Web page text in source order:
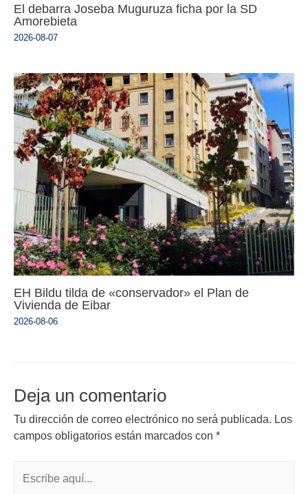
El debarra Joseba Muguruza ficha por la SD
Amorebieta
2026-08-07
EH Bildu tilda de «conservador» el Plan de
Vivienda de Eibar
2026-08-06
Deja un comentario
Tu dirección de correo electrónico no será publicada. Los
campos obligatorios están marcados con *